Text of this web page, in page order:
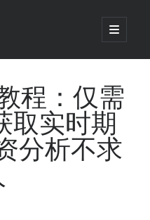
open
primary
基金用田中公式把它做成了生意
化
为历史顺序，正在“倒着”给你
策略，能比胜率60%的更赚钱
程：仅需
取实时期
分析不求